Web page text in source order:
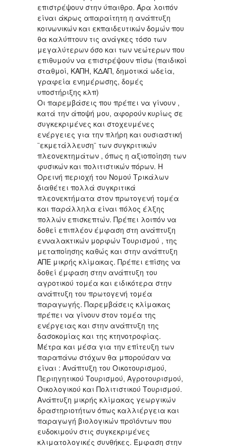
επιστρέψουν στην ύπαιθρο. Άρα λοιπόν
είναι άκρως απαραίτητη η ανάπτυξη
κοινωνικών και εκπαιδευτικών δομών που
θα καλύπτουν τις ανάγκες τόσο των
μεγαλύτερων όσο και των νεώτερων που
επιθυμούν να επιστρέψουν πίσω (παιδικοί
σταθμοί, ΚΑΠΗ, ΚΔΑΠ, δημοτικά ωδεία,
γραφεία ενημέρωσης, δομές
υποστήριξης κλπ)
Οι παρεμβάσεις που πρέπει να γίνουν ,
κατά την άποψή μου, αφορούν κυρίως σε
συγκεκριμένες και στοχευμένες
ενέργειες για την πλήρη και ουσιαστική
¨εκμετάλλευση¨ των συγκριτικών
πλεονεκτημάτων , όπως η αξιοποίηση των
φυσικών και πολιτιστικών πόρων. Η
Ορεινή περιοχή του Νομού Τρικάλων
διαθέτει πολλά συγκριτικά
πλεονεκτήματα στον πρωτογενή τομέα
και παράλληλα είναι πόλος έλξης
πολλών επισκεπτών. Πρέπει λοιπόν να
δοθεί επιπλέον έμφαση στη ανάπτυξη
ενναλακτικών μορφών Τουρισμού , της
μεταποίησης καθώς και στην ανάπτυξη
ΑΠΕ μικρής κλίμακας. Πρέπει επίσης να
δοθεί έμφαση στην ανάπτυξη του
αγροτικού τομέα και ειδικότερα στην
ανάπτυξη του πρωτογενή τομέα
παραγωγής. Παρεμβάσεις κλίμακας
πρέπει να γίνουν στον τομέα της
ενέργειας και στην ανάπτυξη της
δασοκομίας και της κτηνοτροφίας.
Μέτρα και μέσα για την επίτευξη των
παραπάνω στόχων θα μπορούσαν να
είναι : Ανάπτυξη του Οικοτουρισμού,
Περιηγητικού Τουρισμού, Αγροτουρισμού,
Οικολογικού και Πολιτιστικού Τουρισμού.
Ανάπτυξη μικρής κλίμακας γεωργικών
δραστηριοτήτων όπως καλλιέργεια και
παραγωγή βιολογικών προϊόντων που
ευδοκιμούν στις συγκεκριμένες
κλιματολογικές συνθήκες. Έμφαση στην